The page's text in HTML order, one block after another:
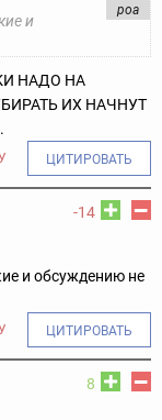
роа
и
НАДО НА
ИХ НАЧНУТ
ЦИТИРОВАТЬ
-14
и обсуждению не
ЦИТИРОВАТЬ
8